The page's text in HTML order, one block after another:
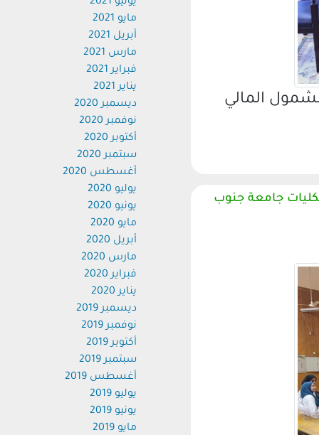
المالي
جامعة جنوب
مايو 2021
أبريل 2021
مارس 2021
فبراير 2021
يناير 2021
ديسمبر 2020
نوفمبر 2020
أكتوبر 2020
سبتمبر 2020
أغسطس 2020
يوليو 2020
يونيو 2020
مايو 2020
أبريل 2020
مارس 2020
فبراير 2020
يناير 2020
ديسمبر 2019
نوفمبر 2019
أكتوبر 2019
سبتمبر 2019
أغسطس 2019
يوليو 2019
يونيو 2019
مايو 2019